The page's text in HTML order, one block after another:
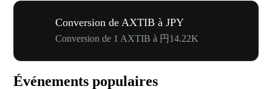
Conversion de AXTIB à JPY
Conversion de 1 AXTIB à 円14.22K
Événements populaires